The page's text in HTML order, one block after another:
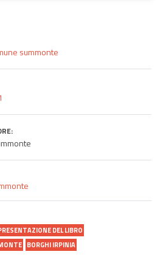
summonte
DEL LIBRO
BORGHI IRPINIA